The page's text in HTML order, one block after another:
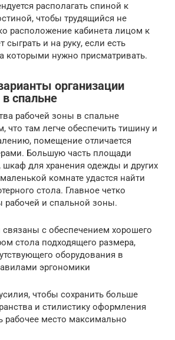
располагать спиной к
чтобы трудящийся не
расположение кабинета лицом к
и на руку, если есть
которыми нужно присматривать.
организации
спальне
рабочей зоны в спальне
что там легче обеспечить тишину и
помещение отличается
Большую часть площади
шкаф для хранения одежды и других
комнате удастся найти
стола. Главное четко
рабочей и спальной зоны.
с обеспечением хорошего
стола подходящего размера,
оборудования в
эргономики
чтобы сохранить больше
и стилистику оформления
рабочее место максимально